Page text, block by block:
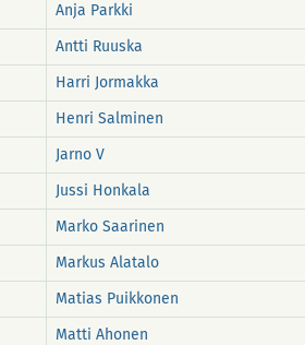
Anja Parkki
Antti Ruuska
Harri Jormakka
Henri Salminen
Jarno V
Jussi Honkala
Marko Saarinen
Markus Alatalo
Matias Puikkonen
Matti Ahonen